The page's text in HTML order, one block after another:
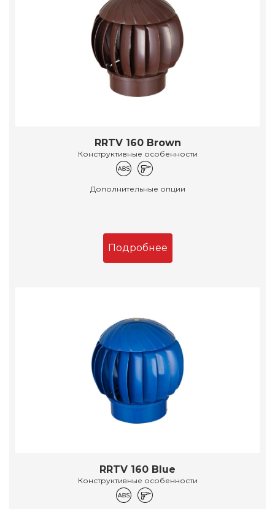
RRTV 160 Brown
Конструктивные особенности
Дополнительные опции
Подробнее
RRTV 160 Blue
Конструктивные особенности